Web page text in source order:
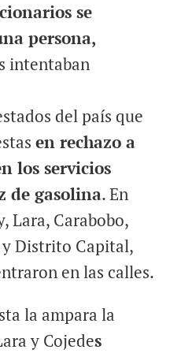
se
persona,
intentaban
del país que
en rechazo a
los servicios
de gasolina. En
Lara, Carabobo,
Distrito Capital,
en las calles.
la ampara la
y Cojedes